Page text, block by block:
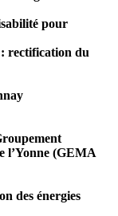
pour
rectification du
l’Yonne (GEMA
des énergies